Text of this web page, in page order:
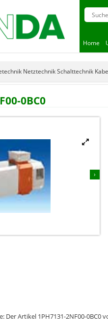
Home
Netztechnik Schalttechnik
0BC0
›


Artikel 1PH7131-2NF00-0BC0